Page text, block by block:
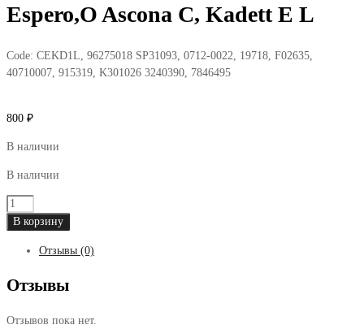
Espero,O Ascona C, Kadett E L
Code: CEKD1L, 96275018 SP31093, 0712-0022, 19718, F02635,
40710007, 915319, K301026 3240390, 7846495
800 ₽
В наличии
В наличии
Количество
товара
Daewoo
Espero,O
C,
В корзину
Отзывы (0)
Отзывы
Отзывов пока нет.